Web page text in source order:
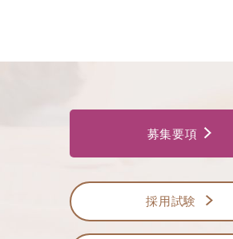
募集要項
採用試験